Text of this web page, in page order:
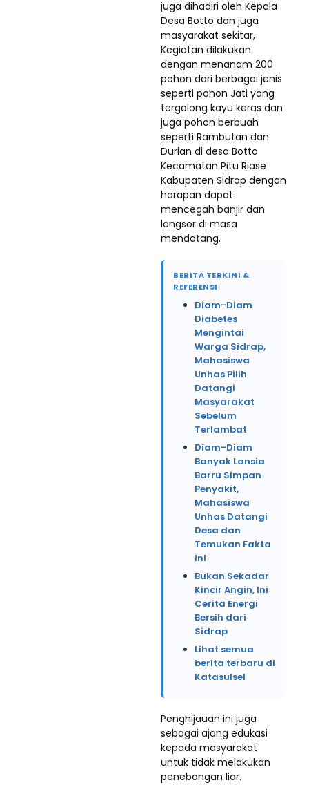
juga dihadiri oleh Kepala
Desa Botto dan juga
masyarakat sekitar,
Kegiatan dilakukan
dengan menanam 200
pohon dari berbagai jenis
seperti pohon Jati yang
tergolong kayu keras dan
juga pohon berbuah
seperti Rambutan dan
Durian di desa Botto
Kecamatan Pitu Riase
Kabupaten Sidrap dengan
harapan dapat
mencegah banjir dan
longsor di masa
mendatang.
BERITA TERKINI &
REFERENSI
Diam-Diam
Diabetes
Mengintai
Warga Sidrap,
Mahasiswa
Unhas Pilih
Datangi
Masyarakat
Sebelum
Terlambat
Diam-Diam
Banyak Lansia
Barru Simpan
Penyakit,
Mahasiswa
Unhas Datangi
Desa dan
Temukan Fakta
Ini
Bukan Sekadar
Kincir Angin, Ini
Cerita Energi
Bersih dari
Sidrap
Lihat semua
berita terbaru di
Katasulsel
Penghijauan ini juga
sebagai ajang edukasi
kepada masyarakat
untuk tidak melakukan
penebangan liar.